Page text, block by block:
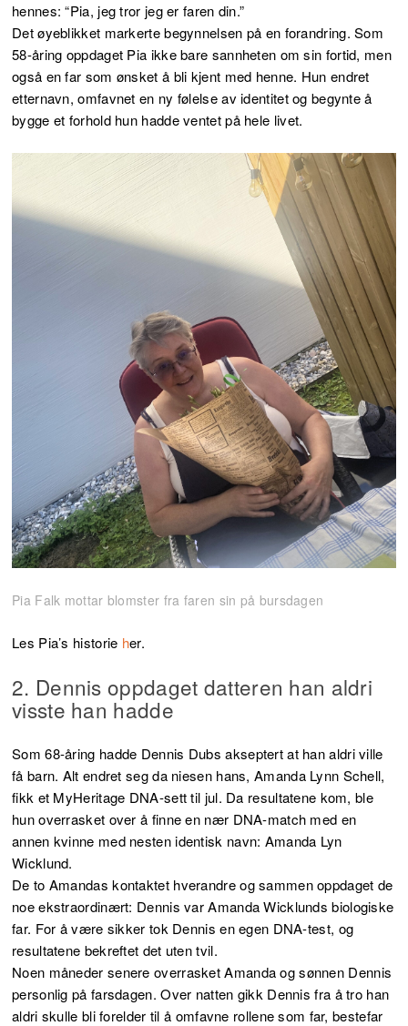
hennes: “Pia, jeg tror jeg er faren din.”
Det øyeblikket markerte begynnelsen på en forandring. Som
58-åring oppdaget Pia ikke bare sannheten om sin fortid, men
også en far som ønsket å bli kjent med henne. Hun endret
etternavn, omfavnet en ny følelse av identitet og begynte å
bygge et forhold hun hadde ventet på hele livet.
Pia Falk mottar blomster fra faren sin på bursdagen
Les Pia’s historie her.
2. Dennis oppdaget datteren han aldri
visste han hadde
Som 68-åring hadde Dennis Dubs akseptert at han aldri ville
få barn. Alt endret seg da niesen hans, Amanda Lynn Schell,
fikk et MyHeritage DNA-sett til jul. Da resultatene kom, ble
hun overrasket over å finne en nær DNA-match med en
annen kvinne med nesten identisk navn: Amanda Lyn
Wicklund.
De to Amandas kontaktet hverandre og sammen oppdaget de
noe ekstraordinært: Dennis var Amanda Wicklunds biologiske
far. For å være sikker tok Dennis en egen DNA-test, og
resultatene bekreftet det uten tvil.
Noen måneder senere overrasket Amanda og sønnen Dennis
personlig på farsdagen. Over natten gikk Dennis fra å tro han
aldri skulle bli forelder til å omfavne rollene som far, bestefar